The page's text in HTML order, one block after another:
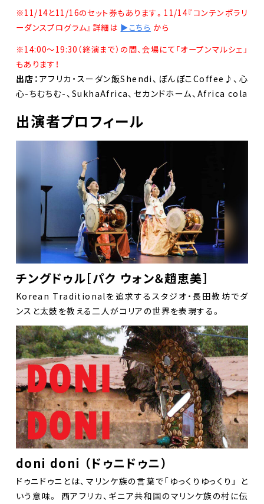
※11/14と11/16のセット券もあります。11/14『コンテンポラリ
ーダンスプログラム』詳細は ▶︎こちら から
※14:00〜19:30（終演まで）の間、会場にて「オープンマルシェ」
もあります！
出店： アフリカ・スーダン飯Shendi、ぽんぽこCoffee♪、心
心-ちむちむ-、SukhaAfrica、セカンドホーム、Africa cola
出演者プロフィール
チングドゥル［パク ウォン＆趙恵美］
Korean Traditionalを追求するスタジオ・長田教坊でダ
ンスと太鼓を教える二人がコリアの世界を表現する。
doni doni （ドゥニドゥニ）
ドゥニドゥニとは、マリンケ族の言葉で「ゆっくりゆっくり」 と
いう意味。 西アフリカ、ギニア共和国のマリンケ族の村に伝